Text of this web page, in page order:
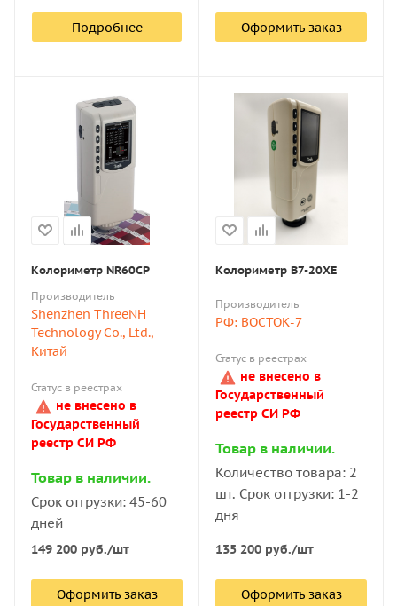
Подробнее Оформить заказ
Колориметр NR60CP
Производитель
Shenzhen ThreeNH
Technology Co., Ltd.,
Китай
Статус в реестрах
не внесено в
Государственный
реестр СИ РФ
Товар в наличии.
Срок отгрузки: 45-60
дней
149 200 руб./шт
Оформить заказ
Колориметр В7-20XE
Производитель
РФ: ВОСТОК-7
Статус в реестрах
не внесено в
Государственный
реестр СИ РФ
Товар в наличии.
Количество товара: 2
шт. Срок отгрузки: 1-2
дня
135 200 руб./шт
Оформить заказ